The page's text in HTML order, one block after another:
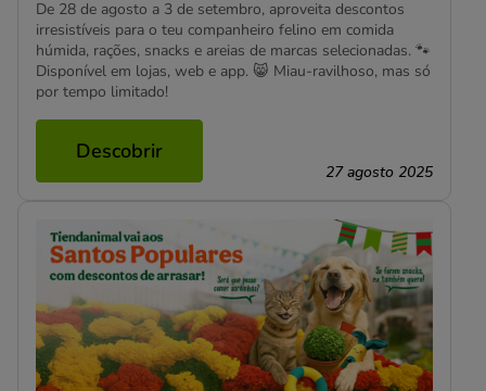
De 28 de agosto a 3 de setembro, aproveita descontos
irresistíveis para o teu companheiro felino em comida
húmida, rações, snacks e areias de marcas selecionadas. 🐾
Disponível em lojas, web e app. 😸 Miau-ravilhoso, mas só
por tempo limitado!
Descobrir
27 agosto 2025